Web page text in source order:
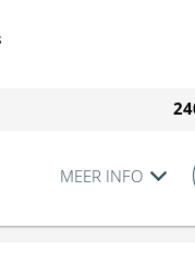
MEER INFO